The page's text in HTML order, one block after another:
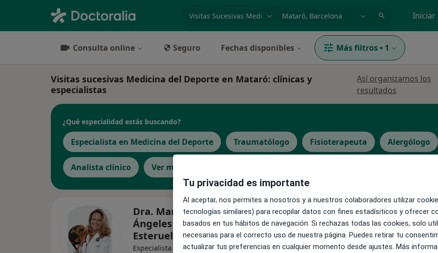
especialidad, enfermedad o nombre
p. ej. Madrid Iniciar
Consulta online Seguro Fechas disponibles Más filtros • 1
Visitas sucesivas Medicina del Deporte en Mataró: clínicas y
especialistas
Así organizamos los
resultados
¿Qué especialidad estás buscando?
Especialista en Medicina del Deporte Traumatólogo Fisioterapeuta Alergólogo
Analista clínico Ver más
Dra. María De Los
Ángeles Blabia
Esteruelas
Especialista en medicina del
Hoy
6 ago.
Mañana
7 ago.
Sáb
8 ago.
Tu privacidad es importante
Al aceptar, nos permites a nosotros y a nuestros colaboradores utilizar
tecnologías similares) para recopilar datos con fines estadísiticos y ofrecer
basados en tus hábitos de navegación. Si rechazas todas las cookies, solo
necesarias para el correcto uso de nuestra página. Puedes retirar tu
actualizar tus preferencias en cualquier momento desde ajustes. Más